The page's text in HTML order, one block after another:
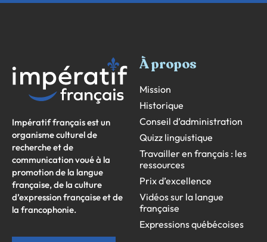
Impératif français est un
organisme culturel de
recherche et de
communication voué à la
promotion de la langue
française, de la culture
d’expression française et de
la francophonie.
À propos
Mission
Historique
Conseil d’administration
Quizz linguistique
Travailler en français : les
ressources
Prix d’excellence
Vidéos sur la langue
française
Expressions québécoises